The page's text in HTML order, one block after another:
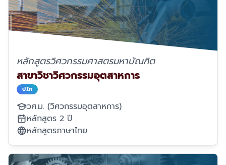
หลักสูตรวิศวกรรมศาสตรมหาบัณฑิต
สาขาวิชาวิศวกรรมอุตสาหการ
ป.โท
วศ.ม. (วิศวกรรมอุตสาหการ)
หลักสูตร 2 ปี
หลักสูตรภาษาไทย